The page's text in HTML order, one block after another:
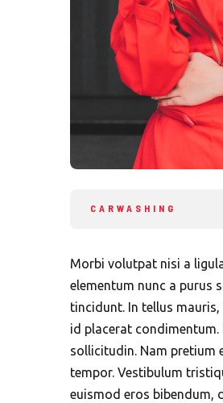
CARWASHING
Morbi volutpat nisi a
elementum nunc a purus
tincidunt. In tellus
id placerat
sollicitudin. Nam pretium
tempor. Vestibulum
euismod eros bibendum,